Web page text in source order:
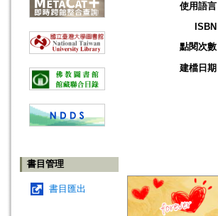
書目管理
書目匯出
使用語言
ISBN
點閱次數
建檔日期